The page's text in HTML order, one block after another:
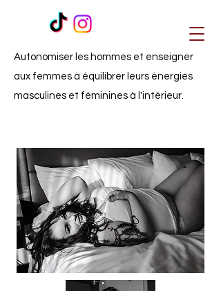
Autonomiser les hommes et enseigner
aux femmes à équilibrer leurs énergies
masculines et féminines à l'intérieur.